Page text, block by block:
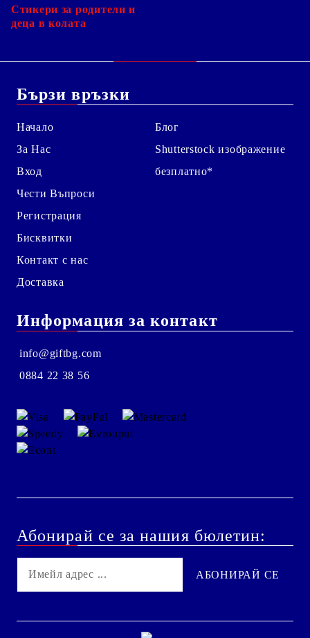
Стикери за родители и
деца в колата
Бързи връзки
Начало
За Нас
Вход
Чести Въпроси
Регистрация
Бисквитки
Контакт с нас
Доставка
Блог
Shutterstock изображение
безплатно*
Информация за контакт
info@giftbg.com
0884 22 38 56
Абонирай се за нашия бюлетин: